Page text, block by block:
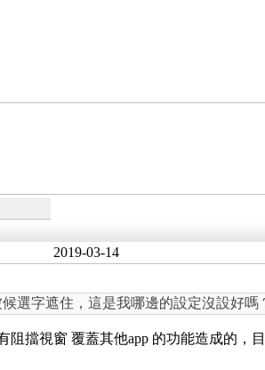
2019-03-14
選字遮住，這是我哪邊的設定沒設好嗎
阻擋視窗 覆蓋其他app 的功能造成的，